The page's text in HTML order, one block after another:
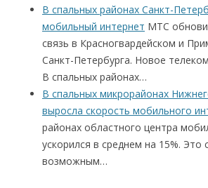
В спальных районах Санкт-
мобильный интернет МТС
связь в Красногвардейском и
Санкт-Петербурга. Новое
В спальных районах…
В спальных микрорайонах
выросла скорость мобильного
районах областного центра
ускорился в среднем на 15%. Это
возможным…